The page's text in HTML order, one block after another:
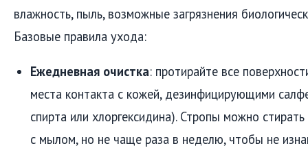
влажность, пыль, возможные загрязнения
Базовые правила ухода:
Ежедневная очистка: протирайте все
места контакта с кожей, дезинфицирующими
спирта или хлоргексидина). Стропы можно
с мылом, но не чаще раза в неделю, чтобы не